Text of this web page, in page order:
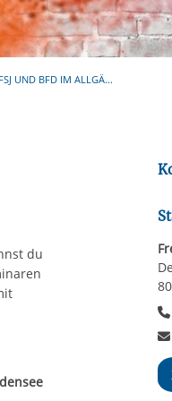
die erforderlich zur
sind. Diese
Einwilligung.
FSJ UND BFD IM ALLGÄ...
du